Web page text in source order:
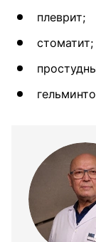
плеврит;
стоматит;